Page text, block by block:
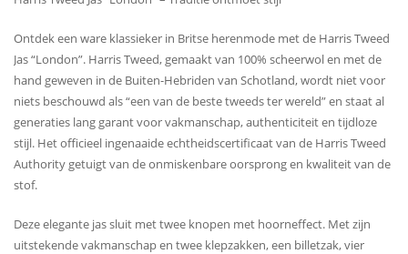
Ontdek een ware klassieker in Britse herenmode met de Harris Tweed
Jas “London”. Harris Tweed, gemaakt van 100% scheerwol en met de
hand geweven in de Buiten-Hebriden van Schotland, wordt niet voor
niets beschouwd als “een van de beste tweeds ter wereld” en staat al
generaties lang garant voor vakmanschap, authenticiteit en tijdloze
stijl. Het officieel ingenaaide echtheidscertificaat van de Harris Tweed
Authority getuigt van de onmiskenbare oorsprong en kwaliteit van de
stof.
Deze elegante jas sluit met twee knopen met hoorneffect. Met zijn
uitstekende vakmanschap en twee klepzakken, een billetzak, vier